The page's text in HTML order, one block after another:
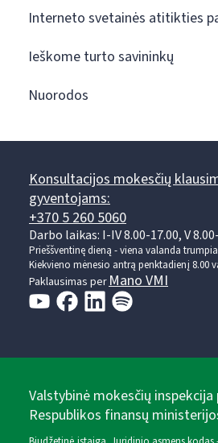
Interneto svetainės atitikties
Ieškome turto savininkų
Nuorodos
Konsultacijos mokesčių
gyventojams:
+370 5 260 5060
Darbo laikas: I-IV 8.00-17.00, V
Prieššventinę dieną - viena valanda
Kiekvieno mėnesio antrą penktadienį 8.00
Paklausimas per Mano VMI
Valstybinė mokesčių
Respublikos finansų